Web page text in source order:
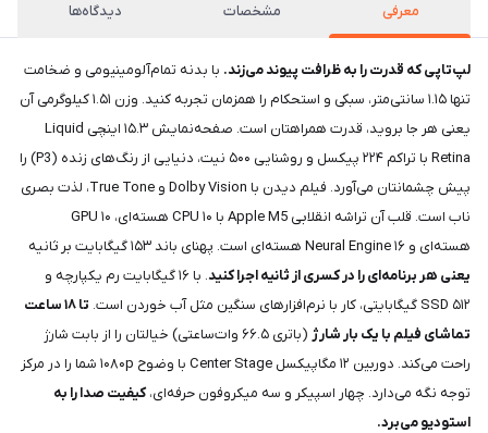
معرفی مشخصات دیدگاه‌ها
لپ‌تاپی که قدرت را به ظرافت پیوند می‌زند. با بدنه‌ تمام‌آلومینیومی و ضخامت
تنها ۱.۱۵ سانتی‌متر، سبکی و استحکام را همزمان تجربه کنید. وزن ۱.۵۱ کیلوگرمی آن
یعنی هر جا بروید، قدرت همراهتان است. صفحه‌نمایش ۱۵.۳ اینچی Liquid
Retina با تراکم ۲۲۴ پیکسل و روشنایی ۵۰۰ نیت، دنیایی از رنگ‌های زنده (P3) را
پیش چشمانتان می‌آورد. فیلم دیدن با Dolby Vision و True Tone، لذت بصری
ناب است. قلب آن تراشه‌ انقلابی Apple M5 با CPU ۱۰ هسته‌ای، GPU ۱۰
هسته‌ای و Neural Engine ۱۶ هسته‌ای است. پهنای باند ۱۵۳ گیگابایت بر ثانیه
یعنی هر برنامه‌ای را در کسری از ثانیه اجرا کنید
. با ۱۶ گیگابایت رم یکپارچه و
SSD ۵۱۲ گیگابایتی، کار با نرم‌افزارهای سنگین مثل آب خوردن است.
تا ۱۸ ساعت
تماشای فیلم با یک بار شارژ
(باتری ۶۶.۵ وات‌ساعتی) خیالتان را از بابت شارژ
راحت می‌کند. دوربین ۱۲ مگاپیکسل Center Stage با وضوح ۱۰۸۰p شما را در مرکز
توجه نگه می‌دارد. چهار اسپیکر و سه میکروفون حرفه‌ای،کیفیت صدا را به
استودیو می‌برد.